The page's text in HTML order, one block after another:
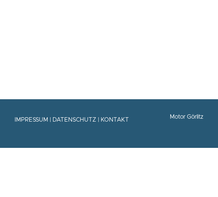
IMPRESSUM DATENSCHUTZ KONTAKT Motor Görlitz